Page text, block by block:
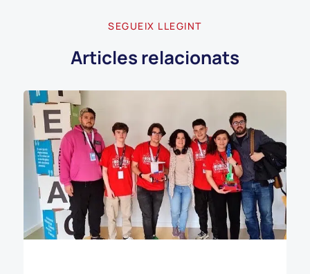
SEGUEIX LLEGINT
Articles relacionats